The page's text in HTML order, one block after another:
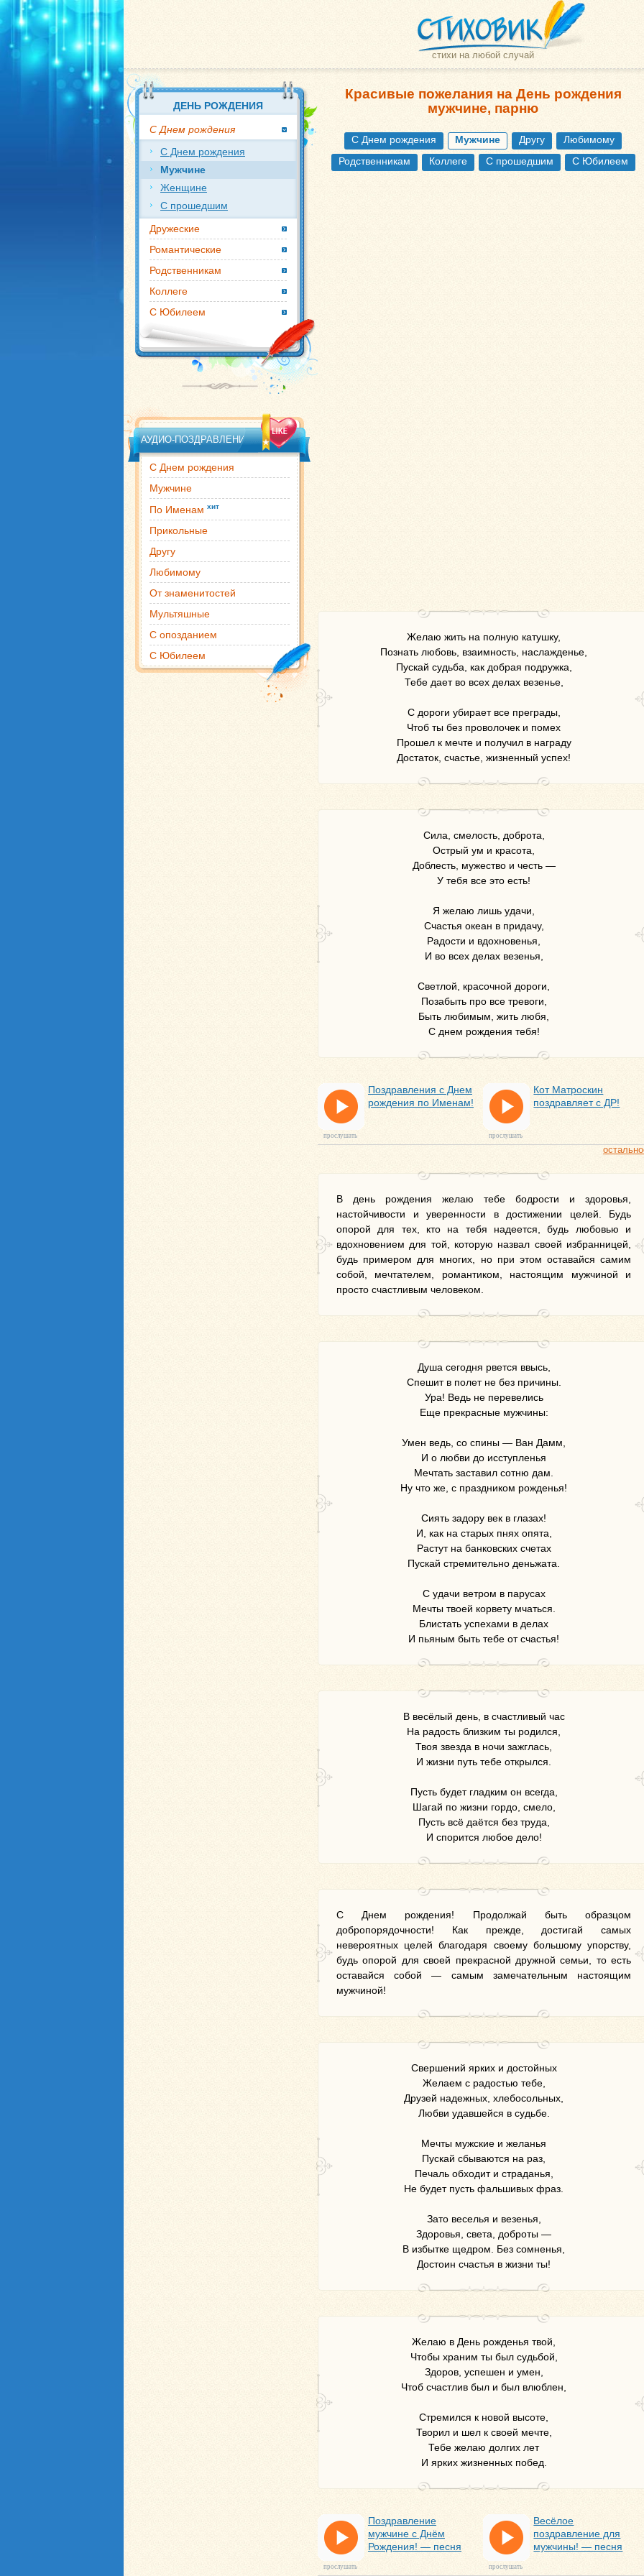
стихи на любой случай
Красивые пожелания на День рождения
мужчине, парню
С Днем рождения Мужчине Другу
Любимому
Родственникам
Коллеге С прошедшим С Юбилеем
Желаю жить на полную катушку,
Познать любовь, взаимность, наслажденье,
Пускай судьба, как добрая подружка,
Тебе дает во всех делах везенье,
С дороги убирает все преграды,
Чтоб ты без проволочек и помех
Прошел к мечте и получил в награду
Достаток, счастье, жизненный успех!
Сила, смелость, доброта,
Острый ум и красота,
Доблесть, мужество и честь —
У тебя все это есть!
Я желаю лишь удачи,
Счастья океан в придачу,
Радости и вдохновенья,
И во всех делах везенья,
Светлой, красочной дороги,
Позабыть про все тревоги,
Быть любимым, жить любя,
С днем рождения тебя!
Поздравления с Днем
рождения по Именам!
прослушать
Кот Матроскин
поздравляет с ДР!
прослушать
В день рождения желаю тебе бодрости и здоровья,
настойчивости и уверенности в достижении целей. Будь
опорой для тех, кто на тебя надеется, будь любовью и
вдохновением для той, которую назвал своей избранницей,
будь примером для многих, но при этом оставайся самим
собой, мечтателем, романтиком, настоящим мужчиной и
просто счастливым человеком.
Душа сегодня рвется ввысь,
Спешит в полет не без причины.
Ура! Ведь не перевелись
Еще прекрасные мужчины:
Умен ведь, со спины — Ван Дамм,
И о любви до исступленья
Мечтать заставил сотню дам.
Ну что же, с праздником рожденья!
Сиять задору век в глазах!
И, как на старых пнях опята,
Растут на банковских счетах
Пускай стремительно деньжата.
С удачи ветром в парусах
Мечты твоей корвету мчаться.
Блистать успехами в делах
И пьяным быть тебе от счастья!
В весёлый день, в счастливый час
На радость близким ты родился,
Твоя звезда в ночи зажглась,
И жизни путь тебе открылся.
Пусть будет гладким он всегда,
Шагай по жизни гордо, смело,
Пусть всё даётся без труда,
И спорится любое дело!
С Днем рождения! Продолжай быть образцом
добропорядочности! Как прежде, достигай самых
невероятных целей благодаря своему большому упорству,
будь опорой для своей прекрасной дружной семьи, то есть
оставайся собой — самым замечательным настоящим
мужчиной!
Свершений ярких и достойных
Желаем с радостью тебе,
Друзей надежных, хлебосольных,
Любви удавшейся в судьбе.
Мечты мужские и желанья
Пускай сбываются на раз,
Печаль обходит и страданья,
Не будет пусть фальшивых фраз.
Зато веселья и везенья,
Здоровья, света, доброты —
В избытке щедром. Без сомненья,
Достоин счастья в жизни ты!
Желаю в День рожденья твой,
Чтобы храним ты был судьбой,
Здоров, успешен и умен,
Чтоб счастлив был и был влюблен,
Стремился к новой высоте,
Творил и шел к своей мечте,
Тебе желаю долгих лет
И ярких жизненных побед.
Поздравление
мужчине с Днём
Рождения! — песня
прослушать
Весёлое
поздравление для
мужчины! — песня
прослушать
ДЕНЬ РОЖДЕНИЯ
С Днем рождения
С Днем рождения
Мужчине
Женщине
С прошедшим
Дружеские
Романтические
Родственникам
Коллеге
С Юбилеем
АУДИО-ПОЗДРАВЛЕНИЯ
С Днем рождения
Мужчине
По Именам хит
Прикольные
Другу
Любимому
От знаменитостей
Мультяшные
С опозданием
С Юбилеем